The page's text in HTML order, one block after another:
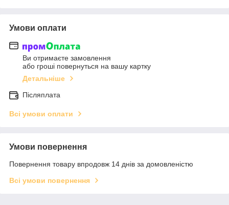
Умови оплати
Ви отримаєте замовлення
або гроші повернуться на вашу картку
Детальніше
Післяплата
Всі умови оплати
Умови повернення
Повернення товару впродовж 14 днів за домовленістю
Всі умови повернення